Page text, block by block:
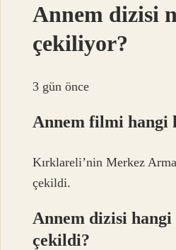
Annem dizisi
çekiliyor?
3 gün önce
Annem filmi hangi
Kırklareli’nin Merkez
çekildi.
Annem dizisi
çekildi?